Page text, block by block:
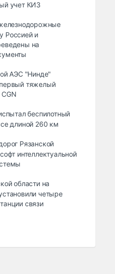
учет КИЗ
Россией и
на
АЭС "Нинде"
тяжелый
беспилотный
длиной 260 км
Рязанской
интеллектуальной
области на
четыре
связи